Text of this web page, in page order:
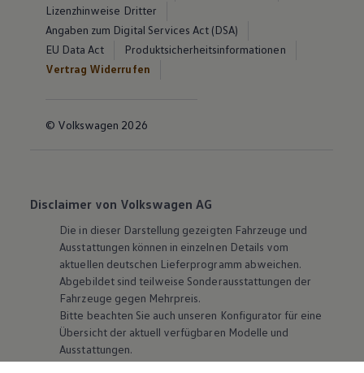
Lizenzhinweise Dritter
Angaben zum Digital Services Act (DSA)
EU Data Act
Produktsicherheitsinformationen
Vertrag Widerrufen
© Volkswagen 2026
Disclaimer von Volkswagen AG
Die in dieser Darstellung gezeigten Fahrzeuge und
Ausstattungen können in einzelnen Details vom
aktuellen deutschen Lieferprogramm abweichen.
Abgebildet sind teilweise Sonderausstattungen der
Fahrzeuge gegen Mehrpreis.
Bitte beachten Sie auch unseren Konfigurator für eine
Übersicht der aktuell verfügbaren Modelle und
Ausstattungen.